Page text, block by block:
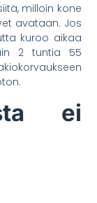
milloin kone
avataan. Jos
kuroo aikaa
2 tuntia 55
ei